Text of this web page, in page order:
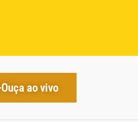
Ouça ao vivo